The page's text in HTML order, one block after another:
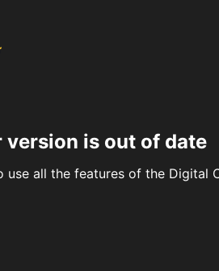
version is out of date
use all the features of the Digital